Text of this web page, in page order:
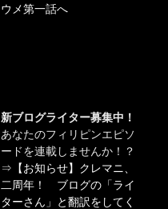
ウメ第一話へ
新ブログライター募集中！
あなたのフィリピンエピソ
ードを連載しませんか！？
⇒ 【お知らせ】クレマニ、
二周年！ ブログの「ライ
ターさん」と翻訳をしてく